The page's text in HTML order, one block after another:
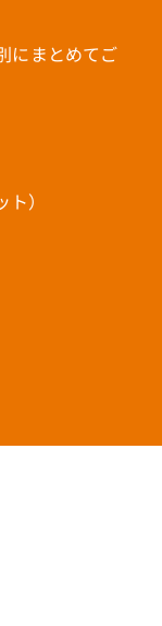
にまとめてご
）